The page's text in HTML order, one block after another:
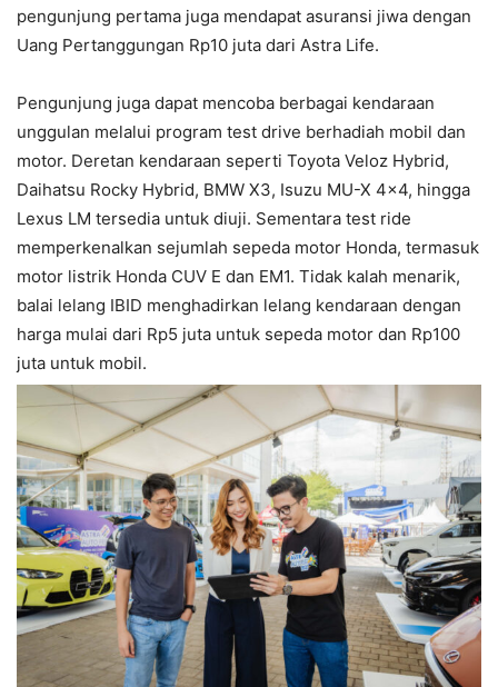
pengunjung pertama juga mendapat asuransi jiwa dengan
Uang Pertanggungan Rp10 juta dari Astra Life.
Pengunjung juga dapat mencoba berbagai kendaraan
unggulan melalui program test drive berhadiah mobil dan
motor. Deretan kendaraan seperti Toyota Veloz Hybrid,
Daihatsu Rocky Hybrid, BMW X3, Isuzu MU-X 4×4, hingga
Lexus LM tersedia untuk diuji. Sementara test ride
memperkenalkan sejumlah sepeda motor Honda, termasuk
motor listrik Honda CUV E dan EM1. Tidak kalah menarik,
balai lelang IBID menghadirkan lelang kendaraan dengan
harga mulai dari Rp5 juta untuk sepeda motor dan Rp100
juta untuk mobil.